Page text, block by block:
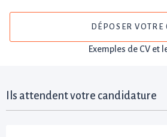
DÉPOSER VOTRE
Exemples de CV et
Ils attendent votre candidature